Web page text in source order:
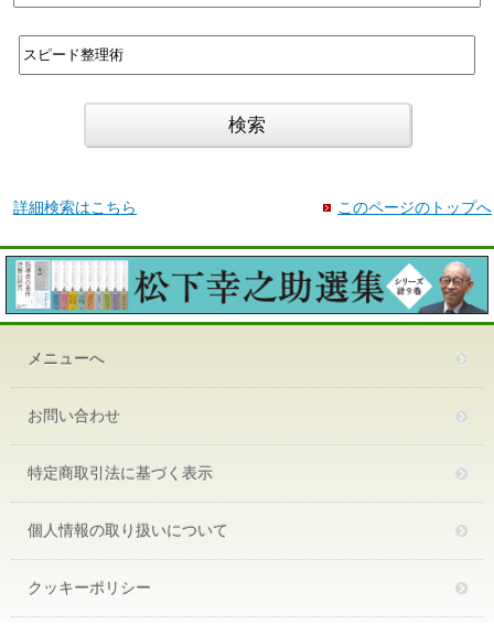
詳細検索はこちら このページのトップへ
メニューへ
お問い合わせ
特定商取引法に基づく表示
個人情報の取り扱いについて
クッキーポリシー